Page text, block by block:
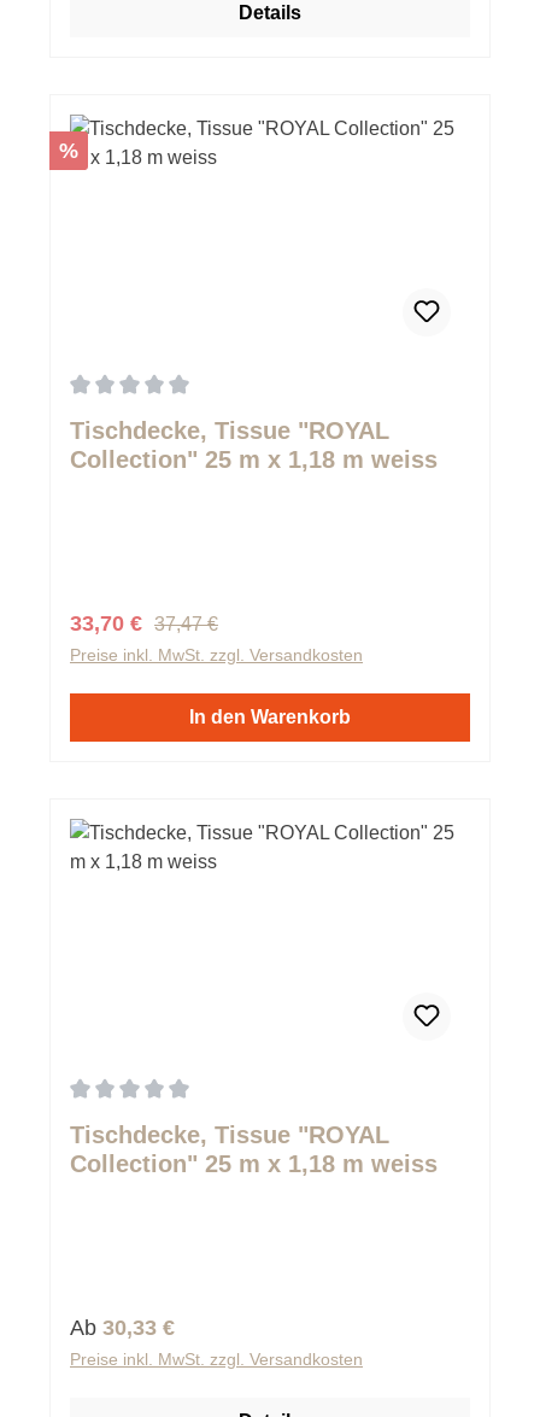
Details
Rabatt
%
Tischdecke, Tissue "ROYAL
Collection" 25 m x 1,18 m weiss
Verkaufspreis:
33,70 € Regulärer Preis:
37,47 €
Preise inkl. MwSt. zzgl. Versandkosten
In den Warenkorb
Tischdecke, Tissue "ROYAL
Collection" 25 m x 1,18 m weiss
Regulärer Preis:
Ab 30,33 €
Preise inkl. MwSt. zzgl. Versandkosten